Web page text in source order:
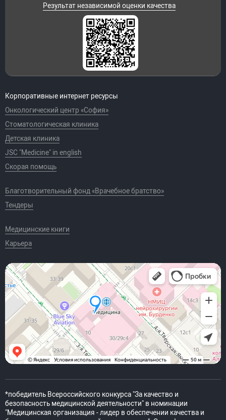
Корпоративные интернет ресурсы
Онкологический центр «София»
Стоматологическая клиника
Детская клиника
JSC "Medicine" in english
Скорая помощь
Благотворительный фонд «Врачебное братство»
Тендеры
Медицинские книги
Карьера
Результат независимой оценки качества
*победитель Всероссийского конкурса "За качество и
безопасность медицинской деятельности" в номинации
"Медицинская организация - лидер в обеспечении качества и